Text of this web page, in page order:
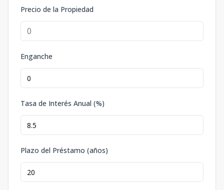
Precio de la Propiedad
Enganche
Tasa de Interés Anual (%)
Plazo del Préstamo (años)